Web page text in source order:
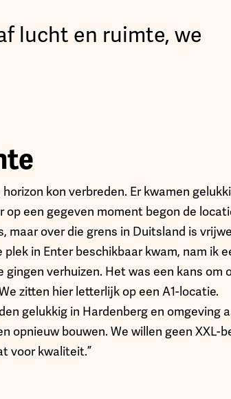
lucht en ruimte, we
kon verbreden. Er kwamen
een gegeven moment begon de
maar over die grens in Duitsland is
in Enter beschikbaar kwam, nam ik
verhuizen. Het was een kans om
zitten hier letterlijk op een A1-locatie.
gelukkig in Hardenberg en omgeving
opnieuw bouwen. We willen geen XXL-
voor kwaliteit.”